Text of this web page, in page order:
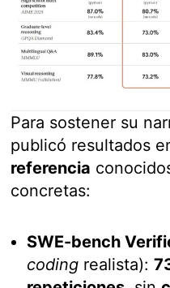
Para sostener su
publicó resultados
referencia
concretas:
SWE-bench
coding realista):